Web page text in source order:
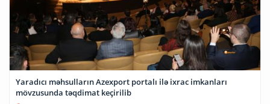
Yaradıcı məhsulların Azexport portalı ilə ixrac imkanları
mövzusunda təqdimat keçirilib